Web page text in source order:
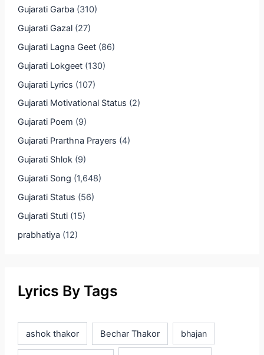
Gujarati Garba (310)
Gujarati Gazal(27)
Gujarati Lagna Geet(86)
Gujarati Lokgeet(130)
Gujarati Lyrics (107)
Gujarati Motivational Status (2)
Gujarati Poem (9)
Gujarati Prarthna Prayers (4)
Gujarati Shlok(9)
Gujarati Song (1,648)
Gujarati Status (56)
Gujarati Stuti(15)
prabhatiya (12)
Lyrics By Tags
ashok thakor Bechar Thakor bhajan